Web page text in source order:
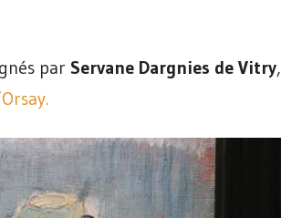
par Servane Dargnies de Vitry,